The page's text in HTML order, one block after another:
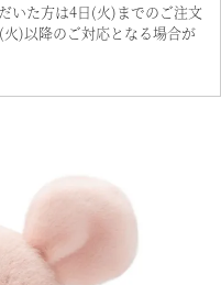
いた方は4日(火)までのご注文
)以降のご対応となる場合が